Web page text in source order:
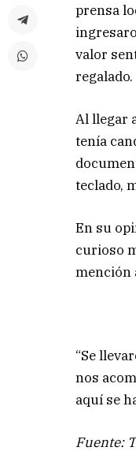
prensa
valor
regalado.
Al llegar
tenía
teclado,
En su
curioso
mención
“Se
nos
aquí se
Fuente: